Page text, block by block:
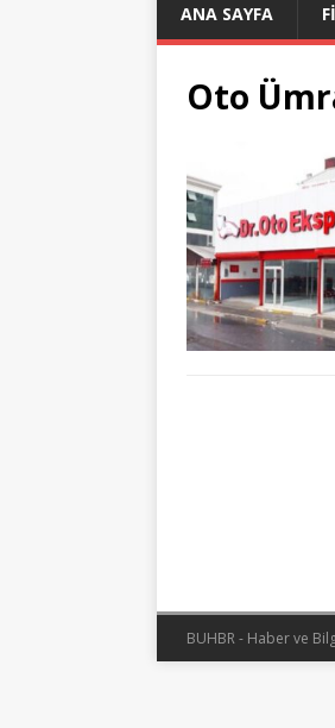
ANA SAYFA
Oto
BUHBR - Haber ve